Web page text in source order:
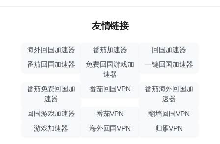
友情链接
海外回国加速器 番茄加速器
回国加速器
番茄回国加速器
免费回国游戏加
速器
一键回国加速器
番茄免费回国加
速器
番茄回国VPN
番茄海外回国加
速器
回国游戏加速器
番茄VPN
翻墙回国VPN
游戏加速器
海外回国VPN 归雁VPN